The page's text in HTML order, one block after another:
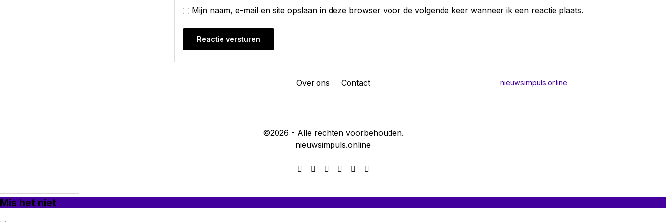
Mijn naam, e-mail en site opslaan in deze browser voor de volgende keer wanneer ik een reactie plaats.
Over ons Contact nieuwsimpuls.online
©2026 - Alle rechten voorbehouden.
nieuwsimpuls.online
Mis het niet